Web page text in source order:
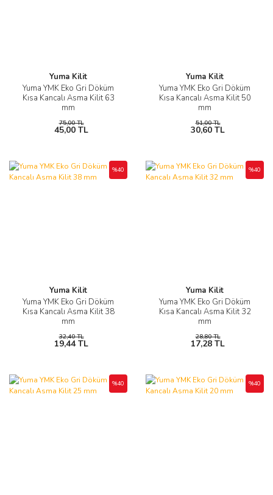
Yuma Kilit
Yuma YMK Eko Gri Döküm
Kısa Kancalı Asma Kilit 63
mm
75,00 TL
45,00 TL
Yuma Kilit
Yuma YMK Eko Gri Döküm
Kısa Kancalı Asma Kilit 50
mm
51,00 TL
30,60 TL
Yuma Kilit
Yuma YMK Eko Gri Döküm
Kısa Kancalı Asma Kilit 38
mm
%40
32,40 TL
19,44 TL
Yuma Kilit
Yuma YMK Eko Gri Döküm
Kısa Kancalı Asma Kilit 32
mm
%40
28,80 TL
17,28 TL
%40 %40